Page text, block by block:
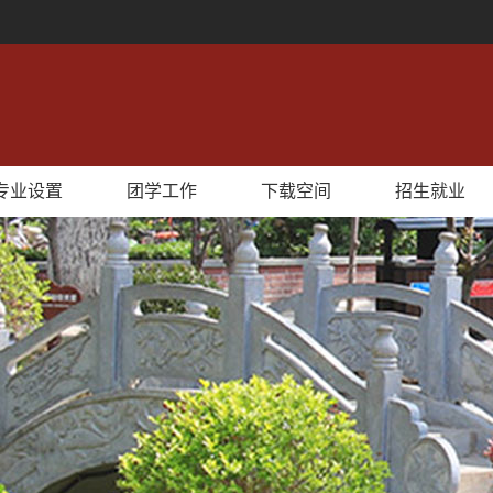
业设置 团学工作 下载空间 招生就业